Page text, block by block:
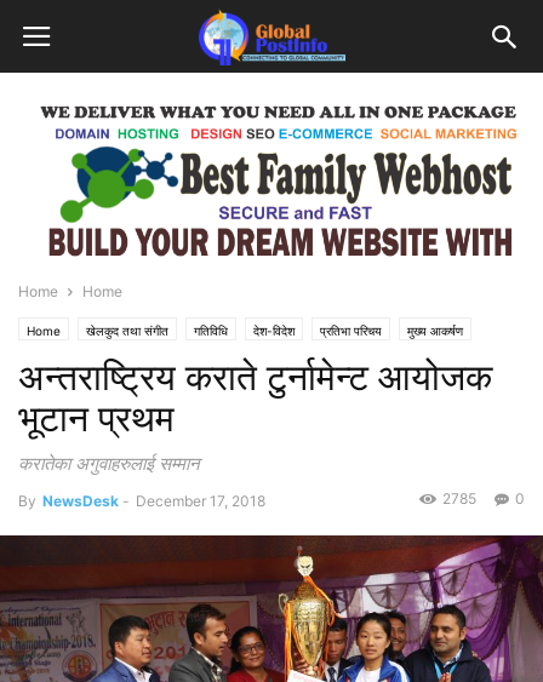
Home Home
Home खेलकुद तथा संगीत गतिविधि देश-विदेश प्रतिभा परिचय मुख्य आकर्षण
अन्तराष्ट्रिय कराते टुर्नामेन्ट आयोजक
भूटान प्रथम
करातेका अगुवाहरुलाई सम्मान
By NewsDesk - December 17, 2018 0
2785